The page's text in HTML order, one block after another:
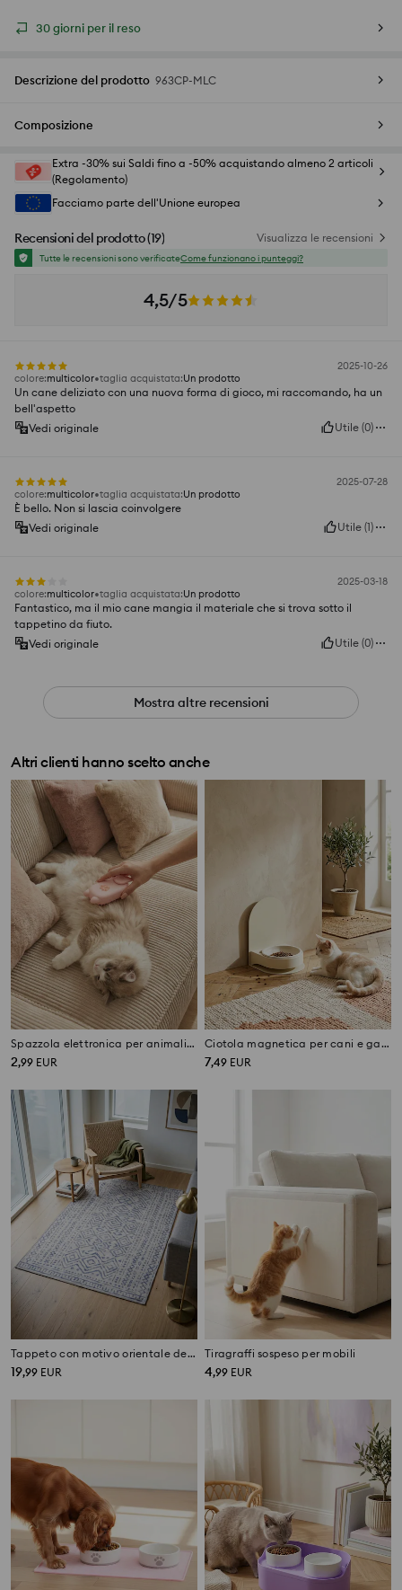
30 giorni per il reso
Descrizione del prodotto 963CP-MLC
Composizione
Extra -30% sui Saldi fino a -50% acquistando almeno 2 articoli
(Regolamento)
Facciamo parte dell'Unione europea
Recensioni del prodotto(19) Visualizza le recensioni
Tutte le recensioni sono verificateCome funzionano i punteggi?
4,5/5
2025-10-26
colore:multicolor taglia acquistata:Un prodotto
Un cane deliziato con una nuova forma di gioco, mi raccomando, ha un
bell'aspetto
Vedi originale
Utile (0)
2025-07-28
colore:multicolor taglia acquistata:Un prodotto
È bello. Non si lascia coinvolgere
Vedi originale
Utile (1)
2025-03-18
colore:multicolor taglia acquistata:Un prodotto
Fantastico, ma il mio cane mangia il materiale che si trova sotto il
tappetino da fiuto.
Vedi originale
Utile (0)
Mostra altre recensioni
Altri clienti hanno scelto anche
Spazzola elettronica per animali con funzione nebulizzazione ad acqua
2,99 EUR
Ciotola magnetica per cani e gatti con regolazione dell'altezza
7,49 EUR
Tappeto con motivo orientale decorativo
19,99 EUR
Tiragraffi sospeso per mobili
4,99 EUR